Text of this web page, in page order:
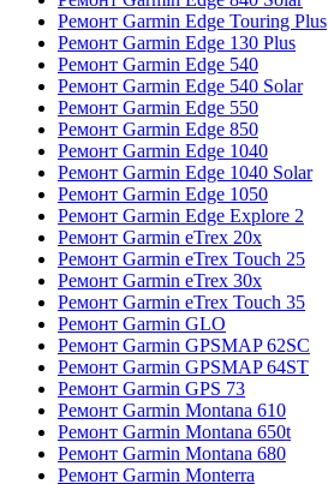
Ремонт Garmin Edge Touring Plus
Ремонт Garmin Edge 130 Plus
Ремонт Garmin Edge 540
Ремонт Garmin Edge 540 Solar
Ремонт Garmin Edge 550
Ремонт Garmin Edge 850
Ремонт Garmin Edge 1040
Ремонт Garmin Edge 1040 Solar
Ремонт Garmin Edge 1050
Ремонт Garmin Edge Explore 2
Ремонт Garmin eTrex 20x
Ремонт Garmin eTrex Touch 25
Ремонт Garmin eTrex 30x
Ремонт Garmin eTrex Touch 35
Ремонт Garmin GLO
Ремонт Garmin GPSMAP 62SC
Ремонт Garmin GPSMAP 64ST
Ремонт Garmin GPS 73
Ремонт Garmin Montana 610
Ремонт Garmin Montana 650t
Ремонт Garmin Montana 680
Ремонт Garmin Monterra